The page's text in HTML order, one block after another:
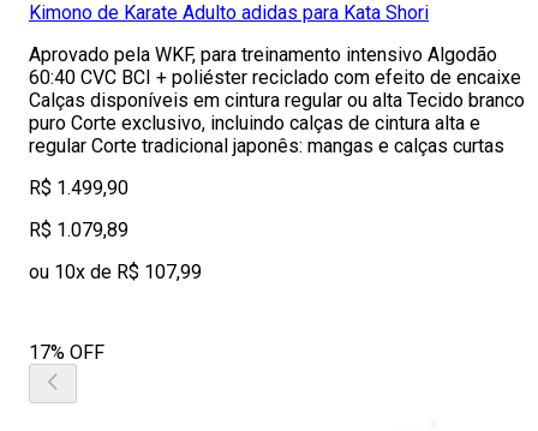
Kimono de Karate Adulto adidas para Kata Shori
Aprovado pela WKF, para treinamento intensivo Algodão
60:40 CVC BCI + poliéster reciclado com efeito de encaixe
Calças disponíveis em cintura regular ou alta Tecido branco
puro Corte exclusivo, incluindo calças de cintura alta e
regular Corte tradicional japonês: mangas e calças curtas
R$ 1.499,90
R$ 1.079,89
ou 10x de R$ 107,99
17% OFF